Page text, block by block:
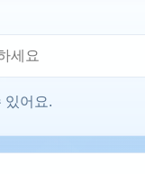
있어요.